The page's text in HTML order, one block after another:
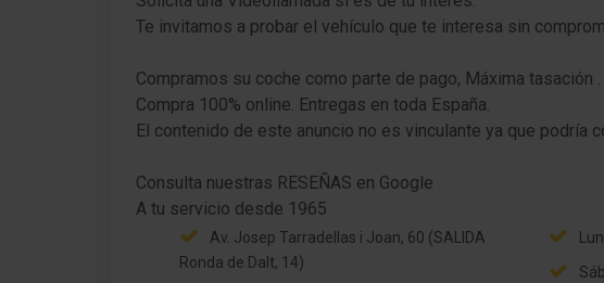
Sistema limitador de velocidad
acompañante Desconectable
doble
Te invitamos a probar el vehículo que te interesa sin
Compramos su coche como parte de pago, Máxima tasación .
Compra 100% online. Entregas en toda España.
El contenido de este anuncio no es vinculante ya que podría
Consulta nuestras RESEÑAS en Google
Av. Josep Tarradellas i Joan, 60 (SALIDA
Ronda de Dalt, 14)